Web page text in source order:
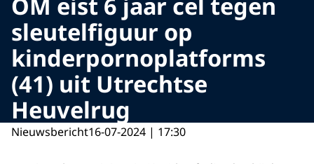
sleutelfiguur op
kinderpornoplatforms
(41) uit Utrechtse
Heuvelrug
Nieuwsbericht16-07-2024 | 17:30